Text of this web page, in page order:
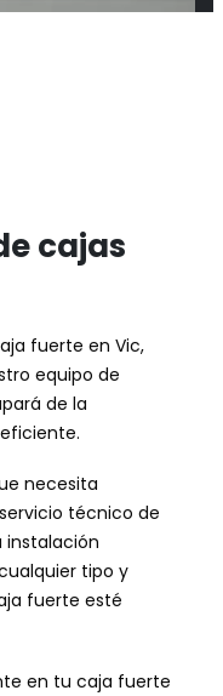
cajas
fuerte en Vic,
equipo de
de la
necesita
técnico de
instalación
tipo y
fuerte esté
en tu caja fuerte